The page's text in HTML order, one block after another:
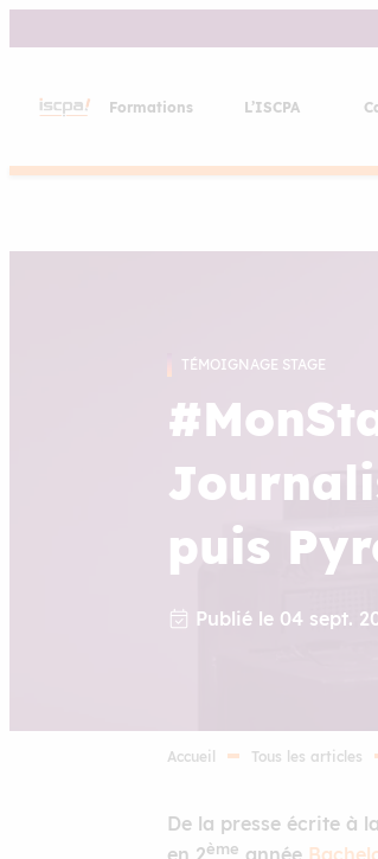
au
Formations L’ISCPA
TÉMOIGNAGE STAGE
puis
Publié le 04 sept.
Accueil Tous les articles
De la presse écrite à
ème